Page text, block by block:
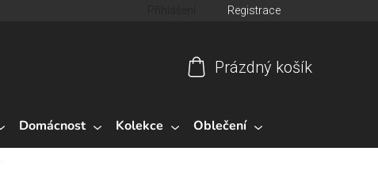
Registrace
košík
Prázdný košík
Domácnost Kolekce Oblečení